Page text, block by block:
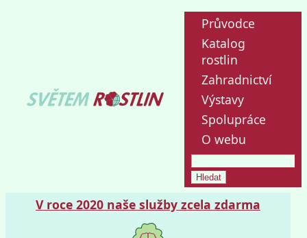
Průvodce
Katalog
rostlin
Zahradnictví
Výstavy
Spolupráce
O webu
V roce 2020 naše služby zcela zdarma